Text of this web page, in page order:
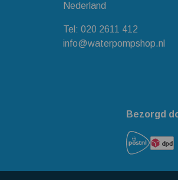
Nederland
Tel: 020 2611 412
info@waterpompshop.nl
Bezorgd